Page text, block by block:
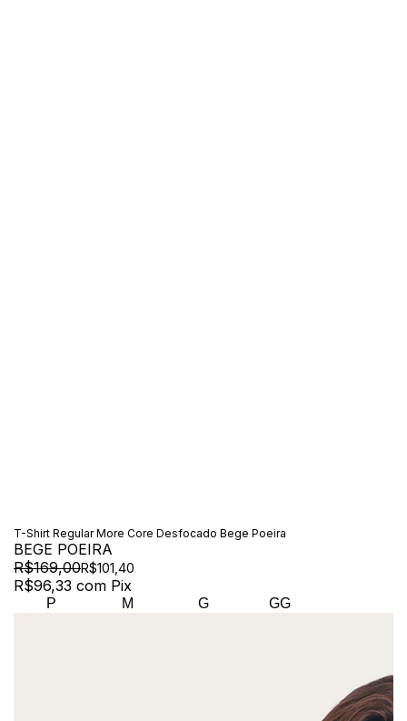
T-Shirt Regular More Core Desfocado Bege Poeira
BEGE POEIRA
R$169,00R$101,40
R$96,33 com Pix
P M G GG